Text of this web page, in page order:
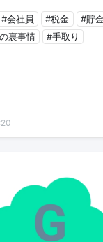
#会社員 #税金 #貯
裏事情 #手取り